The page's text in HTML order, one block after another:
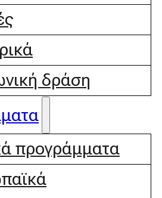
δράση
προγράμματα